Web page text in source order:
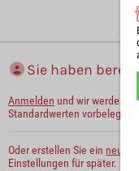
Sie haben
Anmelden und wir werden
Standardwerten vorbelegen.
Oder erstellen Sie ein neues
Einstellungen für später.